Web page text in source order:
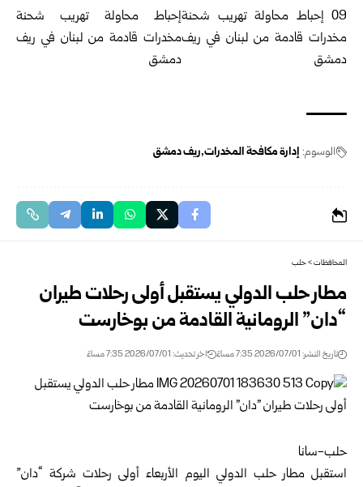
الوسوم: إدارة مكافحة المخدرات ريف دمشق
المحافظات>حلب
مطار حلب الدولي يستقبل أولى رحلات طيران
“دان” الرومانية القادمة من بوخارست
تاريخ النشر: 2026/07/01 7:35 مساءً اخر تحديث: 2026/07/01 7:35 مساءً
حلب-سانا
استقبل مطار حلب الدولي اليوم الأربعاء أولى رحلات شركة “دان”